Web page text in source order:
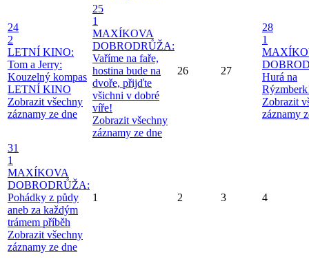
24
2
LETNÍ KINO:
Tom a Jerry:
Kouzelný kompas
LETNÍ KINO
Zobrazit všechny
záznamy ze dne
25
1
MAXÍKOVA
DOBRODRŮŽA:
Vaříme na faře,
hostina bude na
dvoře, přijďte
všichni v dobré
víře!
Zobrazit všechny
záznamy ze dne
26 27
28
1
Hurá na
Zobrazit
záznamy
31
1
MAXÍKOVA
DOBRODRŮŽA:
Pohádky z půdy
aneb za každým
trámem příběh
Zobrazit všechny
záznamy ze dne
1 2 3 4